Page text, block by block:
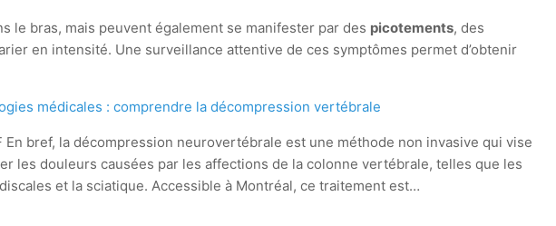
le bras, mais peuvent également se manifester par des picotements, des
en intensité. Une surveillance attentive de ces symptômes permet d’obtenir
médicales : comprendre la décompression vertébrale
En bref, la décompression neurovertébrale est une méthode non invasive qui vise
les douleurs causées par les affections de la colonne vertébrale, telles que les
et la sciatique. Accessible à Montréal, ce traitement est…